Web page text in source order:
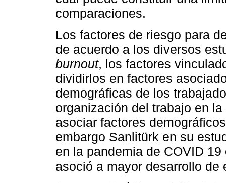
comparaciones.
Los factores de riesgo para
de acuerdo a los diversos
burnout, los factores
dividirlos en factores
demográficas de los
organización del trabajo en
asociar factores
embargo Sanlitürk en su
en la pandemia de COVID
asoció a mayor desarrollo de